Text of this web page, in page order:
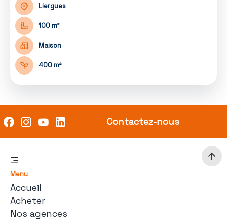
Liergues
100 m²
Maison
400 m²
Contactez-nous
Menu
Accueil
Acheter
Nos agences